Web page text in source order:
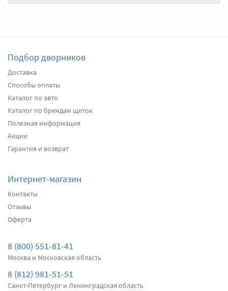
Подробнее
Передние дворники
Подробнее
Подробнее
Передние дворники
Подбор дворников
Доставка
Способы оплаты
Каталог по авто
Каталог по брендам щеток
Полезная информация
Акции
Гарантия и возврат
Интернет-магазин
Контакты
Отзывы
Оферта
8 (800) 551-81-41
Москва и Московская область
8 (812) 981-51-51
Санкт-Петербург и Ленинградская область